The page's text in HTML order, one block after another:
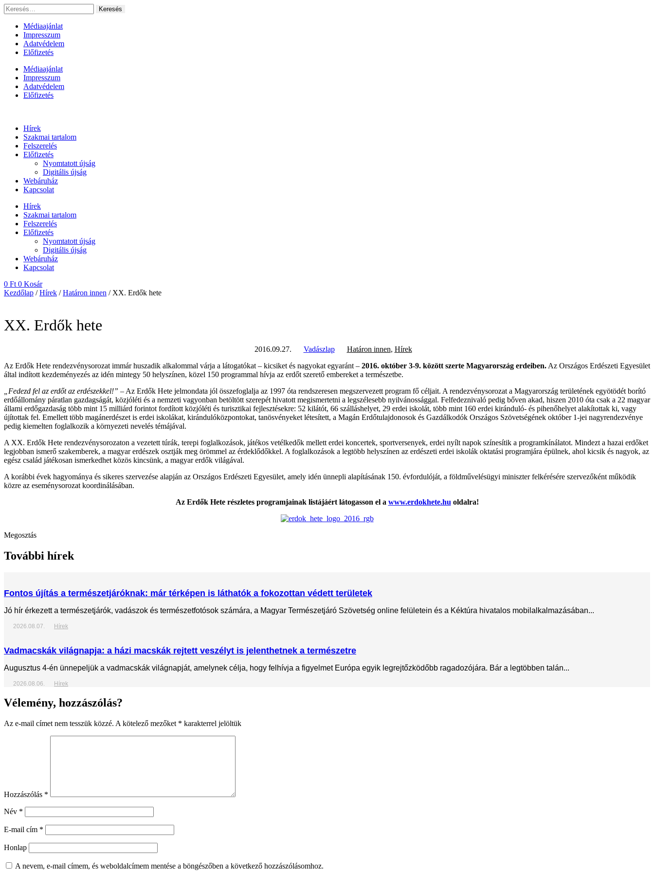
Ugrás
a
tartalomhoz
Keresés:
Médiaajánlat
Impresszum
Adatvédelem
Előfizetés
Médiaajánlat
Impresszum
Adatvédelem
Előfizetés
Hírek
Szakmai tartalom
Felszerelés
Előfizetés
Nyomtatott újság
Digitális újság
Webáruház
Kapcsolat
Hírek
Szakmai tartalom
Felszerelés
Előfizetés
Nyomtatott újság
Digitális újság
Webáruház
Kapcsolat
0 Ft 0 Kosár
Kezdőlap /Hírek /Határon innen / XX. Erdők hete
XX. Erdők hete
2016.09.27. Vadászlap Határon innen, Hírek
Az Erdők Hete rendezvénysorozat immár huszadik alkalommal várja a látogatókat – kicsiket és nagyokat egyaránt – 2016. október 3-9. között szerte Magyarország erdeiben. Az Országos Erdészeti Egyesület
által indított kezdeményezés az idén mintegy 50 helyszínen, közel 150 programmal hívja az erdőt szerető embereket a természetbe.
„Fedezd fel az erdőt az erdészekkel!” – Az Erdők Hete jelmondata jól összefoglalja az 1997 óta rendszeresen megszervezett program fő céljait. A rendezvénysorozat a Magyarország területének egyötödét borító
erdőállomány páratlan gazdagságát, közjóléti és a nemzeti vagyonban betöltött szerepét hivatott megismertetni a legszélesebb nyilvánossággal. Felfedeznivaló pedig bőven akad, hiszen 2010 óta csak a 22 magyar
állami erdőgazdaság több mint 15 milliárd forintot fordított közjóléti és turisztikai fejlesztésekre: 52 kilátót, 66 szálláshelyet, 29 erdei iskolát, több mint 160 erdei kiránduló- és pihenőhelyet alakítottak ki, vagy
újítottak fel. Emellett több magánerdészet is erdei iskolákat, kirándulóközpontokat, tanösvényeket létesített, a Magán Erdőtulajdonosok és Gazdálkodók Országos Szövetségének október 1-jei nagyrendezvénye
pedig kiemelten foglalkozik a környezeti nevelés témájával.
A XX. Erdők Hete rendezvénysorozaton a vezetett túrák, terepi foglalkozások, játékos vetélkedők mellett erdei koncertek, sportversenyek, erdei nyílt napok színesítik a programkínálatot. Mindezt a hazai erdőket
legjobban ismerő szakemberek, a magyar erdészek osztják meg örömmel az érdeklődőkkel. A foglalkozások a legtöbb helyszínen az erdészeti erdei iskolák oktatási programjára épülnek, ahol kicsik és nagyok, az
egész család játékosan ismerkedhet közös kincsünk, a magyar erdők világával.
A korábbi évek hagyománya és sikeres szervezése alapján az Országos Erdészeti Egyesület, amely idén ünnepli alapításának 150. évfordulóját, a földművelésügyi miniszter felkérésére szervezőként működik
közre az eseménysorozat koordinálásában.
Az Erdők Hete részletes programjainak listájáért látogasson el a www.erdokhete.hu oldalra!
Megosztás
További hírek
Fontos újítás a természetjáróknak: már térképen is láthatók a fokozottan védett területek
Jó hír érkezett a természetjárók, vadászok és természetfotósok számára, a Magyar Természetjáró Szövetség online felületein és a Kéktúra hivatalos mobilalkalmazásában...
2026.08.07. Hírek
Vadmacskák világnapja: a házi macskák rejtett veszélyt is jelenthetnek a természetre
Augusztus 4-én ünnepeljük a vadmacskák világnapját, amelynek célja, hogy felhívja a figyelmet Európa egyik legrejtőzködőbb ragadozójára. Bár a legtöbben talán...
2026.08.06. Hírek
Vélemény, hozzászólás?
Az e-mail címet nem tesszük közzé. A kötelező mezőket * karakterrel jelöltük
Hozzászólás *
Név *
E-mail cím *
Honlap
A nevem, e-mail címem, és weboldalcímem mentése a böngészőben a következő hozzászólásomhoz.